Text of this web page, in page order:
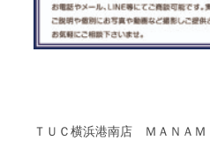
ＴＵＣ横浜港南店 ＭＡＮＡＭ